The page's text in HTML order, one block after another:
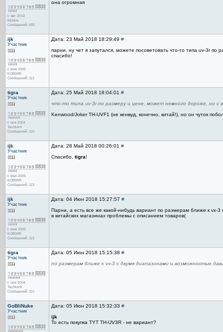
с авг 2012
Казань
Сообщений: 680
она огромная
ijk
Участник
с мая 2005
KO85RR
Сообщений: 113
Дата: 23 Май 2018 18:29:49 #
парни, ну чет я запутался, можете посоветовать что-то типа uv-3r
спасибо!
tigra
Участник
с ноя 2004
Tashkent
Сообщений: 110
Дата: 25 Май 2018 18:04:01 #
что-то типа uv-3r по размеру и цене, может немного дороже, но с
Kenwood/Joker TH-UVF1 (не кенвуд, конечно, китай!), но он чуток
ijk
Участник
с мая 2005
KO85RR
Сообщений: 113
Дата: 28 Май 2018 00:26:01 #
Спасибо, tigra!
ijk
Участник
с мая 2005
KO85RR
Сообщений: 113
Дата: 04 Июн 2018 15:27:57 #
Парни, а есть все же какой-нибудь вариант по размерам ближе к
в китайских магазинах проблемы с описанием товаров(
tigra
Участник
с ноя 2004
Tashkent
Сообщений: 110
Дата: 05 Июн 2018 15:15:38 #
по размерам ближе к vx-3 с двумя диапазонами и возможностью
GoBliNuke
Участник
Дата: 05 Июн 2018 15:32:33 #
ijk
То есть покупка TYT TH-UV3R - не вариант?